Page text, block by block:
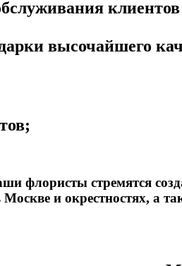
высочайшего
флористы стремятся
и окрестностях, а